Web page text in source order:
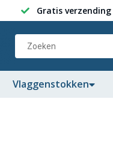
Gratis verzending
Vlaggenstokken